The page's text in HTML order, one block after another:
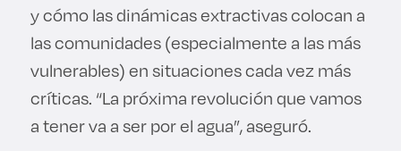
y cómo las dinámicas extractivas colocan a
las comunidades (especialmente a las más
vulnerables) en situaciones cada vez más
críticas. “La próxima revolución que vamos
a tener va a ser por el agua”, aseguró.